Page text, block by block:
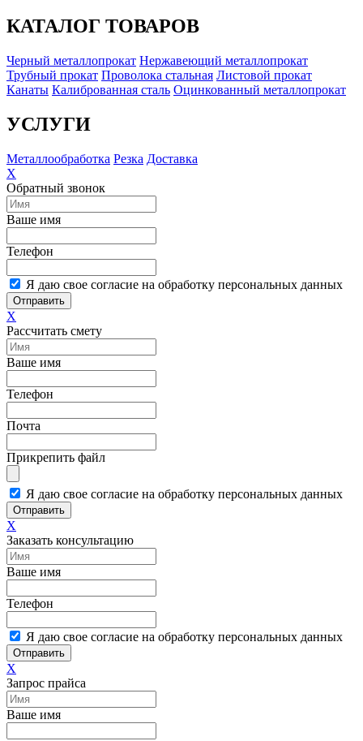
КАТАЛОГ ТОВАРОВ
Черный металлопрокат Нержавеющий металлопрокат
Трубный прокат Проволока стальная Листовой прокат
Канаты Калиброванная сталь Оцинкованный металлопрокат
УСЛУГИ
Металлообработка Резка Доставка
X
Обратный звонок
Ваше имя
Телефон
Я даю свое согласие на обработку персональных данных
Отправить
X
Рассчитать смету
Ваше имя
Телефон
Почта
Прикрепить файл
Я даю свое согласие на обработку персональных данных
Отправить
X
Заказать консультацию
Ваше имя
Телефон
Я даю свое согласие на обработку персональных данных
Отправить
X
Запрос прайса
Ваше имя